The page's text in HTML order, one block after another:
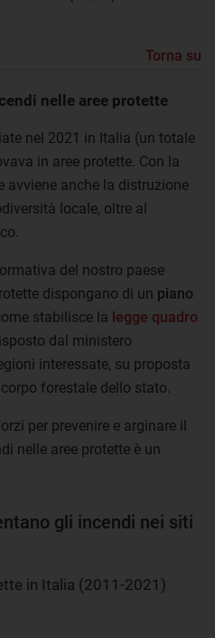
Torna su
nelle aree protette
nel 2021 in Italia (un totale
in aree protette. Con la
avviene anche la distruzione
locale, oltre al
del nostro paese
dispongano di un piano
stabilisce la legge quadro
dal ministero
interessate, su proposta
forestale dello stato.
per prevenire e arginare il
nelle aree protette è un
gli incendi nei siti
in Italia (2011-2021)